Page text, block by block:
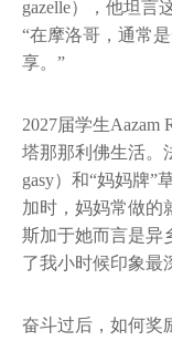
gazelle），他坦言
“在摩洛哥，通常
享。”
2027届学生Aazam
塔那那利佛生活。
gasy）和“妈妈牌”
加时，妈妈常做的
斯加于她而言是异
了我小时候印象最
奋斗过后，如何奖